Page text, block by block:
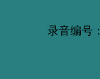
录音编号：